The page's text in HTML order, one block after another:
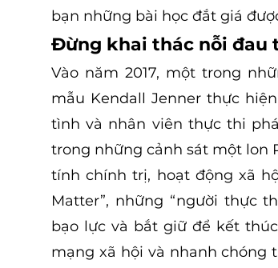
bạn những bài học đắt giá
Đừng khai thác nỗi đau
Vào năm 2017, một trong
mẫu Kendall Jenner thực
tình và nhân viên thực thi
trong những cảnh sát một lon
tính chính trị, hoạt động xã
Matter”, những “người thực
bạo lực và bắt giữ để kết
mạng xã hội và nhanh chóng